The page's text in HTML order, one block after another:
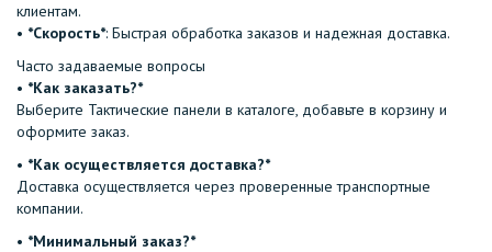
клиентам.
•⁠ ⁠ *Скорость*: Быстрая обработка заказов и надежная доставка.
Часто задаваемые вопросы
•⁠ ⁠*Как заказать?*
Выберите Тактические панели в каталоге, добавьте в корзину и
оформите заказ.
•⁠ ⁠ *Как осуществляется доставка?*
Доставка осуществляется через проверенные транспортные
компании.
•⁠ ⁠ *Минимальный заказ?*